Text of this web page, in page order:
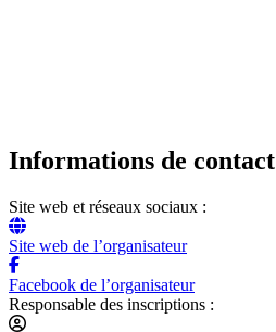
Informations de contact
Site web et réseaux sociaux :
Site web de l’organisateur
Facebook de l’organisateur
Responsable des inscriptions :